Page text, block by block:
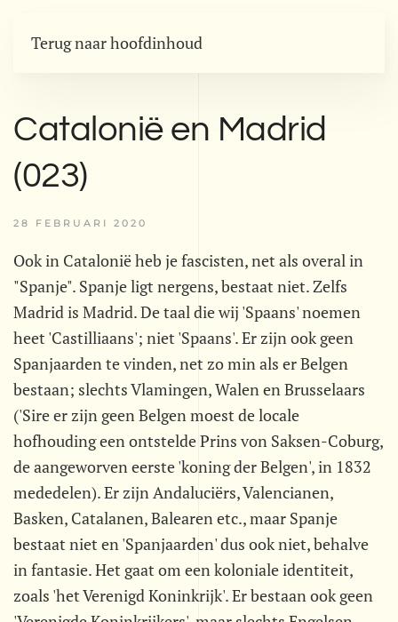
Terug naar hoofdinhoud
Catalonië en Madrid
(023)
28 FEBRUARI 2020
Ook in Catalonië heb je fascisten, net als overal in
"Spanje". Spanje ligt nergens, bestaat niet. Zelfs
Madrid is Madrid. De taal die wij 'Spaans' noemen
heet 'Castilliaans'; niet 'Spaans'. Er zijn ook geen
Spanjaarden te vinden, net zo min als er Belgen
bestaan; slechts Vlamingen, Walen en Brusselaars
('Sire er zijn geen Belgen moest de locale
hofhouding een ontstelde Prins von Saksen-Coburg,
de aangeworven eerste 'koning der Belgen', in 1832
mededelen). Er zijn Andaluciërs, Valencianen,
Basken, Catalanen, Balearen etc., maar Spanje
bestaat niet en 'Spanjaarden' dus ook niet, behalve
in fantasie. Het gaat om een koloniale identiteit,
zoals 'het Verenigd Koninkrijk'. Er bestaan ook geen